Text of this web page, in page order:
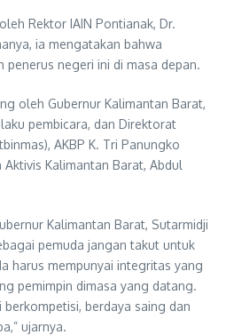
Rektor IAIN Pontianak, Dr.
ia mengatakan bahwa
penerus negeri ini di masa depan.
oleh Gubernur Kalimantan Barat,
pembicara, dan Direktorat
AKBP K. Tri Panungko
Kalimantan Barat, Abdul
Kalimantan Barat, Sutarmidji
pemuda jangan takut untuk
harus mempunyai integritas yang
pemimpin dimasa yang datang.
berkompetisi, berdaya saing dan
ujarnya.